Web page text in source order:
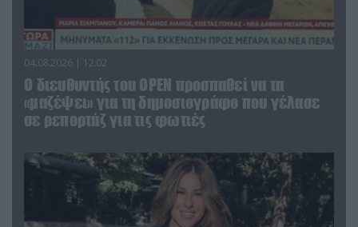
04.08.2026 | 12:02
O διευθυντής του OPEN προσπαθεί να τα
«μαζέψει» για τη δημοσιογράφο που γέλασε
σε ρεπορτάζ για τις φωτιές